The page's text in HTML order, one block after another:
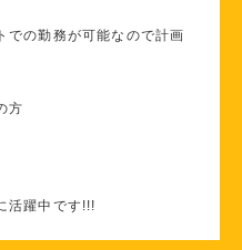
での勤務が可能なので計画
方
活躍中です!!!